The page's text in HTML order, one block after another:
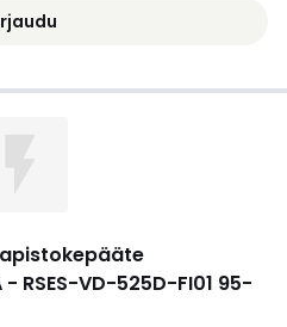
RSES-VD-525D-FI01 95-